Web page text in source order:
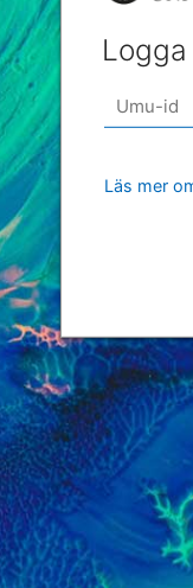
Läs mer